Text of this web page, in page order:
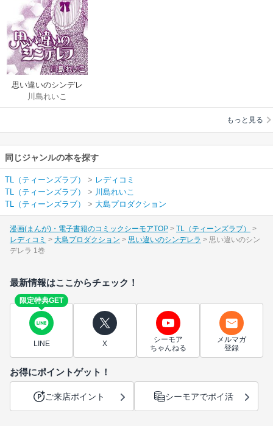
思い違いのシンデレ
ラ
川島れいこ
もっと見る
同じジャンルの本を探す
TL（ティーンズラブ） > レディコミ
TL（ティーンズラブ）
> 川島れいこ
TL（ティーンズラブ）
> 大島プロダクション
漫画(まんが)・電子書籍のコミックシーモアTOP
TL（ティーンズラブ）
レディコミ
大島プロダクション 思い違いのシンデレラ
思い違いのシン
デレラ 1巻
最新情報はここからチェック！
限定特典GET
LINE X
シーモア
ちゃんねる
メルマガ
登録
お得にポイントゲット！
ご来店ポイント シーモアでポイ活